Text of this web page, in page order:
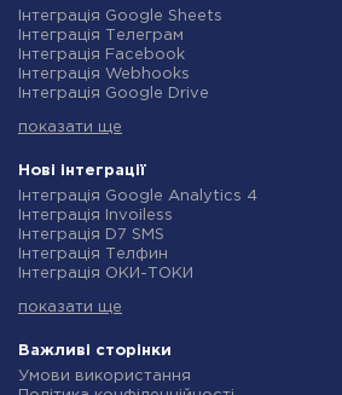
Інтеграція Google Sheets
Інтеграція Телеграм
Інтеграція Facebook
Інтеграція Webhooks
Інтеграція Google Drive
Інтеграція Gmail
Інтеграція Rozetka
Інтеграція OpenAI (ChatGPT)
Інтеграція Binotel
Інтеграція Prom
Інтеграція Приват24
Інтеграція OLX
Інтеграція SendPulse
Інтеграція Stream Telecom
Інтеграція Google Analytics
показати ще
Нові інтеграції
Інтеграція Google Analytics 4
Інтеграція Invoiless
Інтеграція D7 SMS
Інтеграція Телфин
Інтеграція ОКИ-ТОКИ
Інтеграція Microsoft Dynamics 365
Інтеграція TxtSync
Інтеграція Wire2Air
Інтеграція Corezoid
показати ще
Важливі сторінки
Умови використання